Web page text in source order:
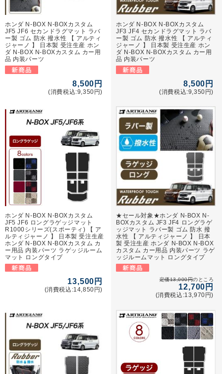
ホンダ N-BOX N-BOXカスタム
JF5 JF6 セカンドラグマット ラバ
ー製 ゴム 防水 撥水性 【 アルティ
ジャーノ 】 日本製 受注生産 ホン
ダ N-BOX N-BOXカスタム カー用
品 内装パーツ
8,500円
(消費税込:9,350円)
ホンダ N-BOX N-BOXカスタム
JF3 JF4 セカンドラグマット ラバ
ー製 ゴム 防水 撥水性 【 アルティ
ジャーノ 】 日本製 受注生産 ホン
ダ N-BOX N-BOXカスタム カー用
品 内装パーツ
8,500円
(消費税込:9,350円)
ホンダ N-BOX N-BOXカスタム
JF5 JF6 ロングラゲッジマット
R1000シリーズ(スポーティ) 【 ア
ルティジャーノ 】 日本製 受注生産
ホンダ N-BOX N-BOXカスタム カ
ー用品 内装パーツ ラゲッジルーム
マット ロングタイプ
13,500円
(消費税込:14,850円)
★セール対象★ホンダ N-BOX N-
BOXカスタム JF3 JF4 ロングラゲ
ッジマット ラバー製 ゴム 防水 撥
水性 【 アルティジャーノ 】 日本
製 受注生産 ホンダ N-BOX N-BOX
カスタム カー用品 内装パーツ ラゲ
ッジルームマット ロングタイプ
定価13,000円のところ
12,700円
(消費税込:13,970円)